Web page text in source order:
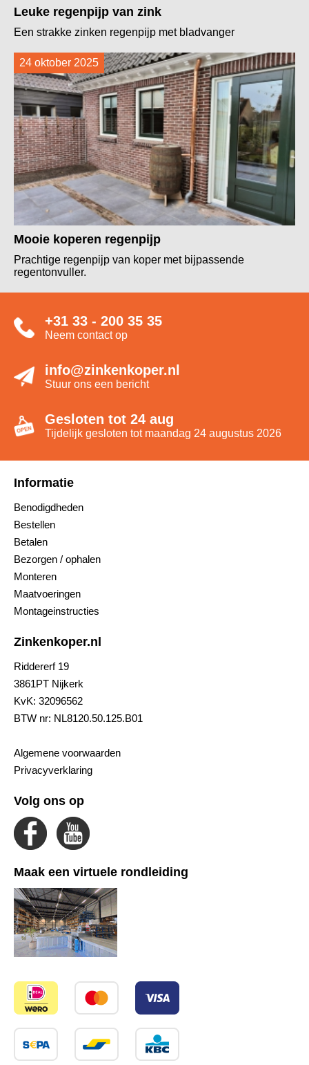
Leuke regenpijp van zink
Een strakke zinken regenpijp met bladvanger
24 oktober 2025
Mooie koperen regenpijp
Prachtige regenpijp van koper met bijpassende
regentonvuller.
+31 33 - 200 35 35
Neem contact op
info@zinkenkoper.nl
Stuur ons een bericht
Gesloten tot 24 aug
Tijdelijk gesloten tot maandag 24 augustus 2026
Informatie
Benodigdheden
Bestellen
Betalen
Bezorgen / ophalen
Monteren
Maatvoeringen
Montageinstructies
Zinkenkoper.nl
Riddererf 19
3861PT Nijkerk
KvK: 32096562
BTW nr: NL8120.50.125.B01
Algemene voorwaarden
Privacyverklaring
Volg ons op
Maak een virtuele rondleiding